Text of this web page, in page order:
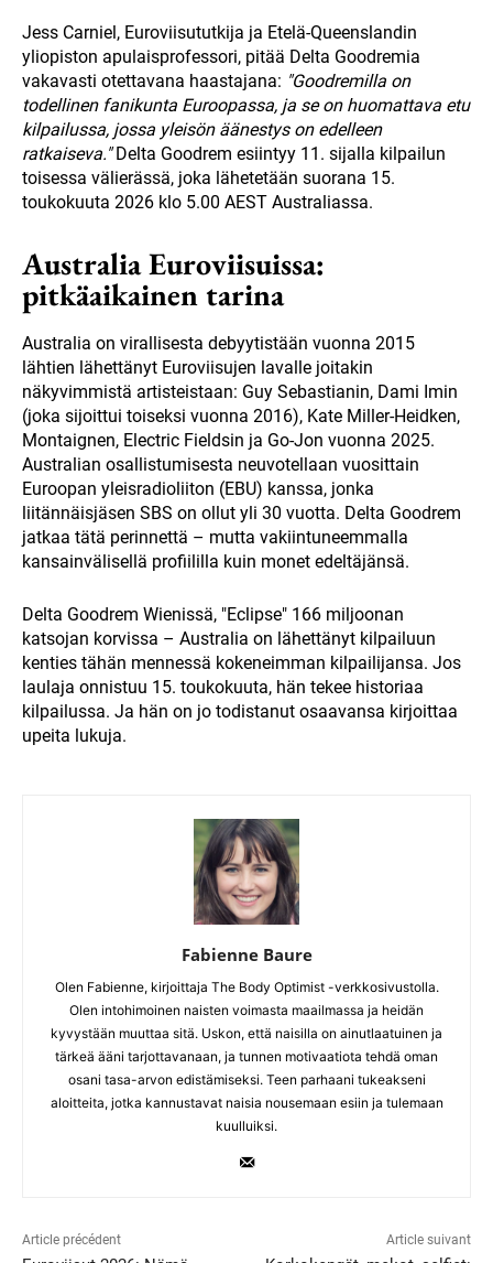
Jess Carniel, Euroviisututkija ja Etelä-Queenslandin
yliopiston apulaisprofessori, pitää Delta Goodremia
vakavasti otettavana haastajana: "Goodremilla on
todellinen fanikunta Euroopassa, ja se on huomattava etu
kilpailussa, jossa yleisön äänestys on edelleen
ratkaiseva."Delta Goodrem esiintyy 11. sijalla kilpailun
toisessa välierässä, joka lähetetään suorana 15.
toukokuuta 2026 klo 5.00 AEST Australiassa.
Australia Euroviisuissa:
pitkäaikainen tarina
Australia on virallisesta debyytistään vuonna 2015
lähtien lähettänyt Euroviisujen lavalle joitakin
näkyvimmistä artisteistaan: Guy Sebastianin, Dami Imin
(joka sijoittui toiseksi vuonna 2016), Kate Miller-Heidken,
Montaignen, Electric Fieldsin ja Go-Jon vuonna 2025.
Australian osallistumisesta neuvotellaan vuosittain
Euroopan yleisradioliiton (EBU) kanssa, jonka
liitännäisjäsen SBS on ollut yli 30 vuotta. Delta Goodrem
jatkaa tätä perinnettä – mutta vakiintuneemmalla
kansainvälisellä profiililla kuin monet edeltäjänsä.
Delta Goodrem Wienissä, "Eclipse" 166 miljoonan
katsojan korvissa – Australia on lähettänyt kilpailuun
kenties tähän mennessä kokeneimman kilpailijansa. Jos
laulaja onnistuu 15. toukokuuta, hän tekee historiaa
kilpailussa. Ja hän on jo todistanut osaavansa kirjoittaa
upeita lukuja.
Fabienne Baure
Olen Fabienne, kirjoittaja The Body Optimist -verkkosivustolla.
Olen intohimoinen naisten voimasta maailmassa ja heidän
kyvystään muuttaa sitä. Uskon, että naisilla on ainutlaatuinen ja
tärkeä ääni tarjottavanaan, ja tunnen motivaatiota tehdä oman
osani tasa-arvon edistämiseksi. Teen parhaani tukeakseni
aloitteita, jotka kannustavat naisia nousemaan esiin ja tulemaan
kuulluiksi.
Article précédent Article suivant